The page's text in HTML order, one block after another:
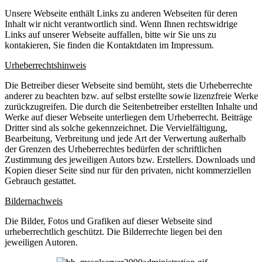
Unsere Webseite enthält Links zu anderen Webseiten für deren
Inhalt wir nicht verantwortlich sind. Wenn Ihnen rechtswidrige
Links auf unserer Webseite auffallen, bitte wir Sie uns zu
kontakieren, Sie finden die Kontaktdaten im Impressum.
Urheberrechtshinweis
Die Betreiber dieser Webseite sind bemüht, stets die Urheberrechte
anderer zu beachten bzw. auf selbst erstellte sowie lizenzfreie Werke
zurückzugreifen. Die durch die Seitenbetreiber erstellten Inhalte und
Werke auf dieser Webseite unterliegen dem Urheberrecht. Beiträge
Dritter sind als solche gekennzeichnet. Die Vervielfältigung,
Bearbeitung, Verbreitung und jede Art der Verwertung außerhalb
der Grenzen des Urheberrechtes bedürfen der schriftlichen
Zustimmung des jeweiligen Autors bzw. Erstellers. Downloads und
Kopien dieser Seite sind nur für den privaten, nicht kommerziellen
Gebrauch gestattet.
Bildernachweis
Die Bilder, Fotos und Grafiken auf dieser Webseite sind
urheberrechtlich geschützt. Die Bilderrechte liegen bei den
jeweiligen Autoren.